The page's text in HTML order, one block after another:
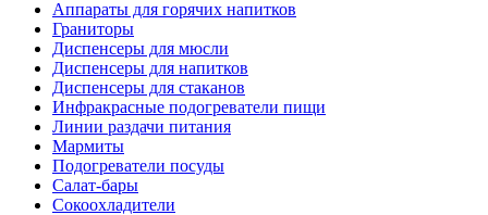
Аппараты для горячих напитков
Граниторы
Диспенсеры для мюсли
Диспенсеры для напитков
Диспенсеры для стаканов
Инфракрасные подогреватели пищи
Линии раздачи питания
Мармиты
Подогреватели посуды
Салат-бары
Сокоохладители